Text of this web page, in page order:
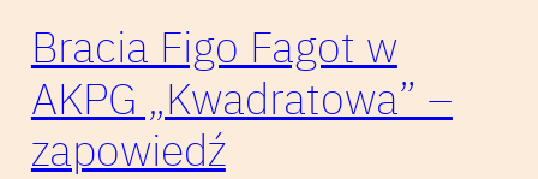
Bracia Figo Fagot w
AKPG „Kwadratowa” –
zapowiedź